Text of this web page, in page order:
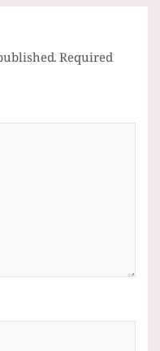
Required